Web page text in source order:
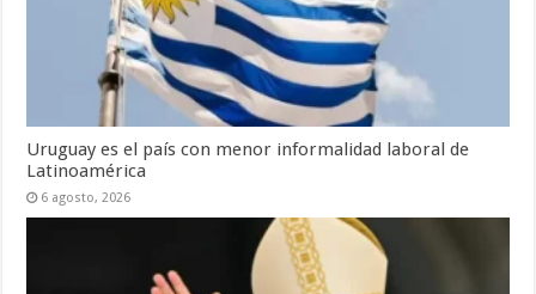
Uruguay es el país con menor informalidad laboral de
Latinoamérica
6 agosto, 2026